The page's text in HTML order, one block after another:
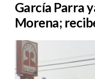
García Parra
Morena;